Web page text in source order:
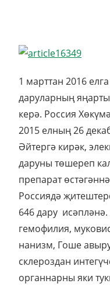
1 марттан 2016
даруларның
керә. Россия
2015 елның 26
Әйтергә кирәк,
даруны төшереп
препарат
Россиядә
646 дару
гемофилия,
нанизм, Гоше
склероздан
органнарны яки